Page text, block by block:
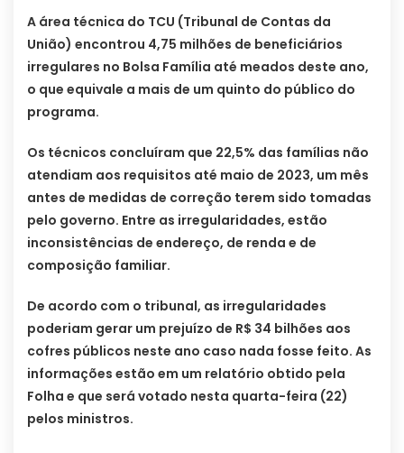
A área técnica do TCU (Tribunal de Contas da
União) encontrou 4,75 milhões de beneficiários
irregulares no Bolsa Família até meados deste ano,
o que equivale a mais de um quinto do público do
programa.
Os técnicos concluíram que 22,5% das famílias não
atendiam aos requisitos até maio de 2023, um mês
antes de medidas de correção terem sido tomadas
pelo governo. Entre as irregularidades, estão
inconsistências de endereço, de renda e de
composição familiar.
De acordo com o tribunal, as irregularidades
poderiam gerar um prejuízo de R$ 34 bilhões aos
cofres públicos neste ano caso nada fosse feito. As
informações estão em um relatório obtido pela
Folha e que será votado nesta quarta-feira (22)
pelos ministros.